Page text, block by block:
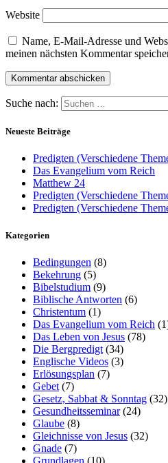
Website
Name, E-Mail-Adresse und
meinen nächsten Kommentar
Suche nach:
Neueste Beiträge
Predigten (Verschiedene
Das Evangelium vom Reich
Matthew 24
Predigten (Verschiedene
Predigten (Verschiedene
Kategorien
Bedingungen (8)
Bekehrung (5)
Bibelstudium (9)
Biblische Antworten (6)
Christentum (1)
Das Evangelium vom Reich
Das Leben von Jesus (78)
Die Bergpredigt (34)
Englische Videos (3)
Erlösungsplan (7)
Gebet (7)
Gesetz, Sabbat & Sonntag (32)
Gesundheitsseminar(24)
Glaube (8)
Gleichnisse von Jesus (32)
Gnade (7)
Grundlagen (10)